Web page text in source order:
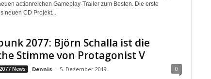
actionreichen Gameplay-Trailer zum Besten. Die erste
neuen CD Projekt...
2077: Björn Schalla ist die
Stimme von Protagonist V
News Dennis - 5. Dezember 2019 0